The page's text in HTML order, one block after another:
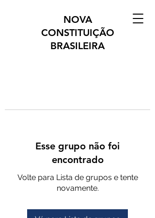
NOVA
CONSTITUIÇÃO
BRASILEIRA
Esse grupo não foi
encontrado
Volte para Lista de grupos e tente
novamente.